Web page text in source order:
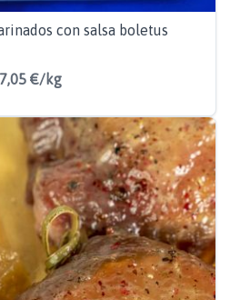
con salsa boletus
€/kg